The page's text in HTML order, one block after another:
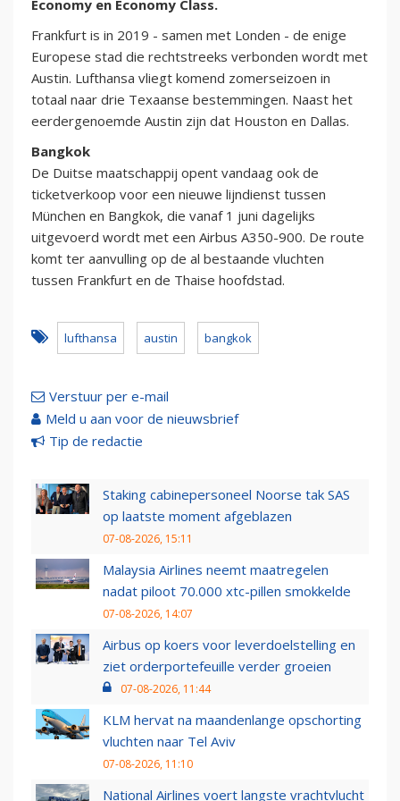
Economy en Economy Class.
Frankfurt is in 2019 - samen met Londen - de enige
Europese stad die rechtstreeks verbonden wordt met
Austin. Lufthansa vliegt komend zomerseizoen in
totaal naar drie Texaanse bestemmingen. Naast het
eerdergenoemde Austin zijn dat Houston en Dallas.
Bangkok
De Duitse maatschappij opent vandaag ook de
ticketverkoop voor een nieuwe lijndienst tussen
München en Bangkok, die vanaf 1 juni dagelijks
uitgevoerd wordt met een Airbus A350-900. De route
komt ter aanvulling op de al bestaande vluchten
tussen Frankfurt en de Thaise hoofdstad.
lufthansa austin bangkok
Verstuur per e-mail
Meld u aan voor de nieuwsbrief
Tip de redactie
Staking cabinepersoneel Noorse tak SAS
op laatste moment afgeblazen
07-08-2026, 15:11
Malaysia Airlines neemt maatregelen
nadat piloot 70.000 xtc-pillen smokkelde
07-08-2026, 14:07
Airbus op koers voor leverdoelstelling en
ziet orderportefeuille verder groeien
07-08-2026, 11:44
KLM hervat na maandenlange opschorting
vluchten naar Tel Aviv
07-08-2026, 11:10
National Airlines voert langste vrachtvlucht